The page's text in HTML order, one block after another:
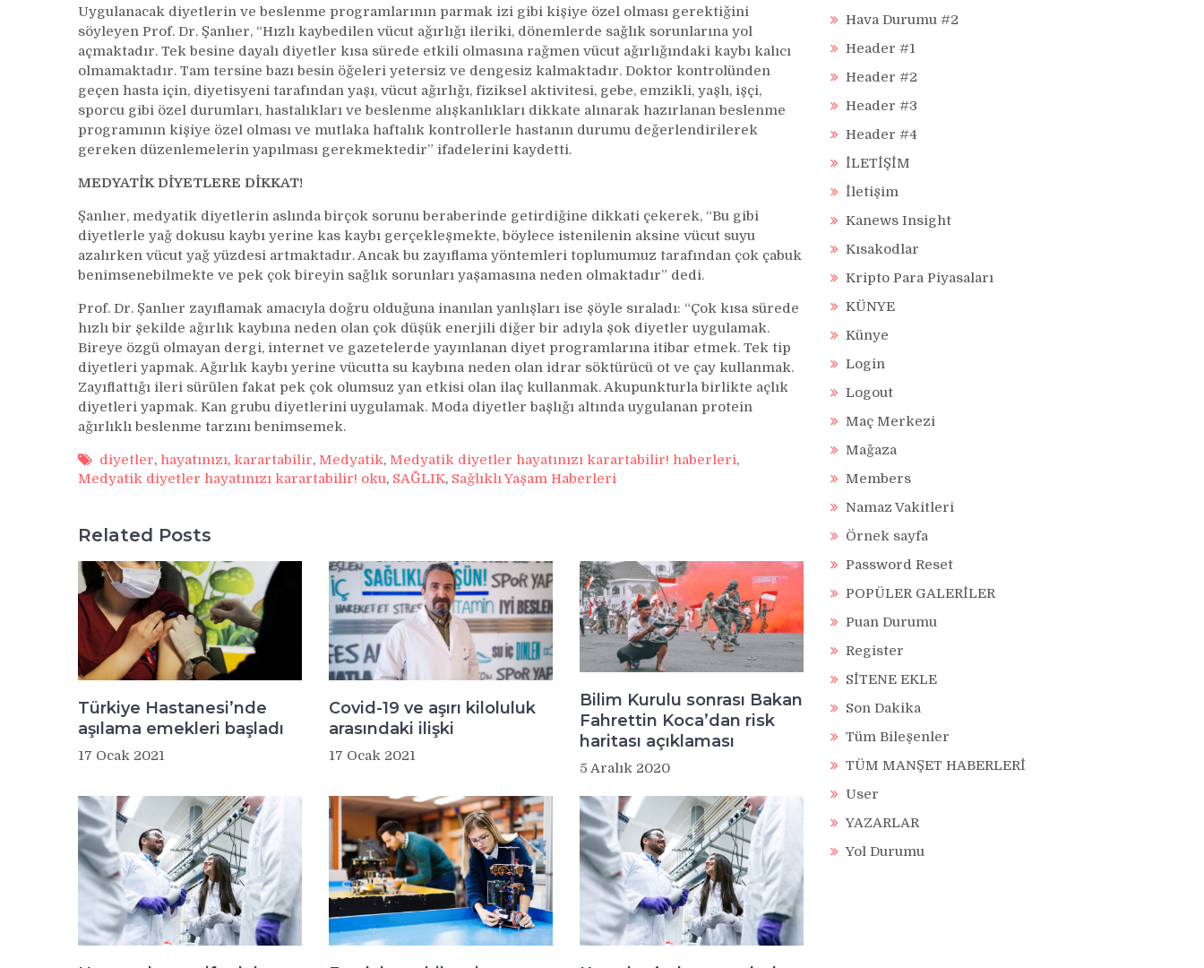
Uygulanacak diyetlerin ve beslenme programlarının parmak izi gibi kişiye özel olması gerektiğini
söyleyen Prof. Dr. Şanlıer, “Hızlı kaybedilen vücut ağırlığı ileriki, dönemlerde sağlık sorunlarına yol
açmaktadır. Tek besine dayalı diyetler kısa sürede etkili olmasına rağmen vücut ağırlığındaki kaybı kalıcı
olmamaktadır. Tam tersine bazı besin öğeleri yetersiz ve dengesiz kalmaktadır. Doktor kontrolünden
geçen hasta için, diyetisyeni tarafından yaşı, vücut ağırlığı, fiziksel aktivitesi, gebe, emzikli, yaşlı, işçi,
sporcu gibi özel durumları, hastalıkları ve beslenme alışkanlıkları dikkate alınarak hazırlanan beslenme
programının kişiye özel olması ve mutlaka haftalık kontrollerle hastanın durumu değerlendirilerek
gereken düzenlemelerin yapılması gerekmektedir” ifadelerini kaydetti.
MEDYATİK DİYETLERE DİKKAT!
Şanlıer, medyatik diyetlerin aslında birçok sorunu beraberinde getirdiğine dikkati çekerek, “Bu gibi
diyetlerle yağ dokusu kaybı yerine kas kaybı gerçekleşmekte, böylece istenilenin aksine vücut suyu
azalırken vücut yağ yüzdesi artmaktadır. Ancak bu zayıflama yöntemleri toplumumuz tarafından çok çabuk
benimsenebilmekte ve pek çok bireyin sağlık sorunları yaşamasına neden olmaktadır” dedi.
Prof. Dr. Şanlıer zayıflamak amacıyla doğru olduğuna inanılan yanlışları ise şöyle sıraladı: “Çok kısa sürede
hızlı bir şekilde ağırlık kaybına neden olan çok düşük enerjili diğer bir adıyla şok diyetler uygulamak.
Bireye özgü olmayan dergi, internet ve gazetelerde yayınlanan diyet programlarına itibar etmek. Tek tip
diyetleri yapmak. Ağırlık kaybı yerine vücutta su kaybına neden olan idrar söktürücü ot ve çay kullanmak.
Zayıflattığı ileri sürülen fakat pek çok olumsuz yan etkisi olan ilaç kullanmak. Akupunkturla birlikte açlık
diyetleri yapmak. Kan grubu diyetlerini uygulamak. Moda diyetler başlığı altında uygulanan protein
ağırlıklı beslenme tarzını benimsemek.
diyetler, hayatınızı, karartabilir, Medyatik, Medyatik diyetler hayatınızı karartabilir! haberleri,
Medyatik diyetler hayatınızı karartabilir! oku, SAĞLIK, Sağlıklı Yaşam Haberleri
Related Posts
Türkiye Hastanesi’nde
aşılama emekleri başladı
17 Ocak 2021
Covid-19 ve aşırı kiloluluk
arasındaki ilişki
17 Ocak 2021
Bilim Kurulu sonrası Bakan
Fahrettin Koca’dan risk
haritası açıklaması
5 Aralık 2020
Hava Durumu #2
Header #1
Header #2
Header #3
Header #4
İLETİŞİM
İletişim
Kanews Insight
Kısakodlar
Kripto Para Piyasaları
KÜNYE
Künye
Login
Logout
Maç Merkezi
Mağaza
Members
Namaz Vakitleri
Örnek sayfa
Password Reset
POPÜLER GALERİLER
Puan Durumu
Register
SİTENE EKLE
Son Dakika
Tüm Bileşenler
TÜM MANŞET HABERLERİ
User
YAZARLAR
Yol Durumu